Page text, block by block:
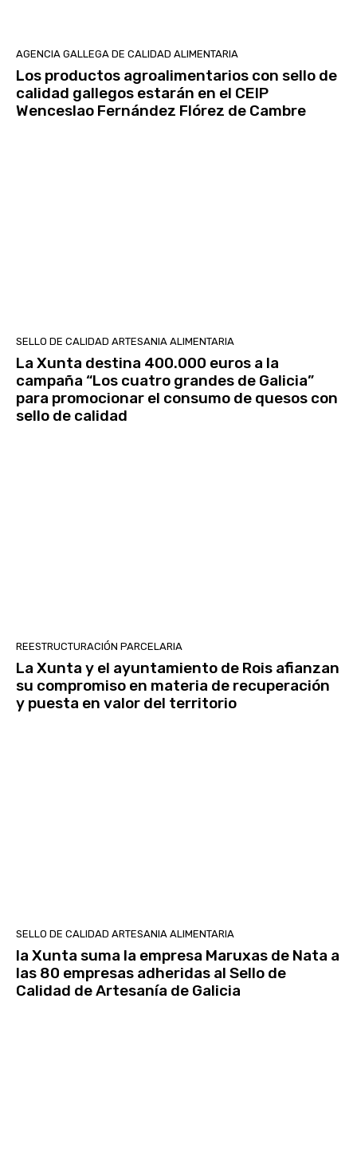
AGENCIA GALLEGA DE CALIDAD ALIMENTARIA
Los productos agroalimentarios con sello de
calidad gallegos estarán en el CEIP
Wenceslao Fernández Flórez de Cambre
SELLO DE CALIDAD ARTESANIA ALIMENTARIA
La Xunta destina 400.000 euros a la
campaña “Los cuatro grandes de Galicia”
para promocionar el consumo de quesos con
sello de calidad
REESTRUCTURACIÓN PARCELARIA
La Xunta y el ayuntamiento de Rois afianzan
su compromiso en materia de recuperación
y puesta en valor del territorio
SELLO DE CALIDAD ARTESANIA ALIMENTARIA
la Xunta suma la empresa Maruxas de Nata a
las 80 empresas adheridas al Sello de
Calidad de Artesanía de Galicia